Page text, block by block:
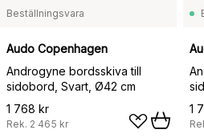
Beställningsvara
Audo Copenhagen
Androgyne bordsskiva till
sidobord, Svart, Ø42 cm
1 768 kr
Rek. 2 465 kr
cm
1